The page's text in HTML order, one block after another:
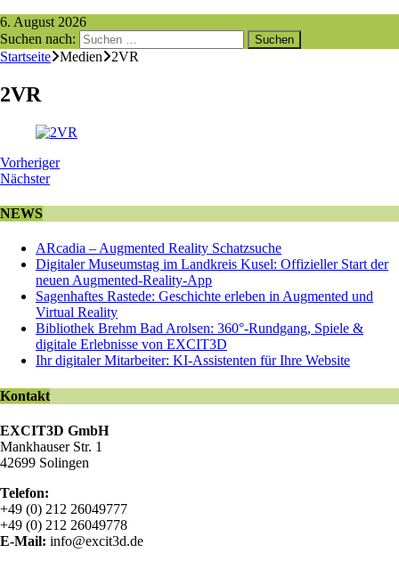
6. August 2026
Suchen nach:
Startseite Medien 2VR
2VR
Vorheriger
Nächster
NEWS
ARcadia – Augmented Reality Schatzsuche
Digitaler Museumstag im Landkreis Kusel: Offizieller Start der
neuen Augmented-Reality-App
Sagenhaftes Rastede: Geschichte erleben in Augmented und
Virtual Reality
Bibliothek Brehm Bad Arolsen: 360°-Rundgang, Spiele &
digitale Erlebnisse von EXCIT3D
Ihr digitaler Mitarbeiter: KI-Assistenten für Ihre Website
Kontakt
EXCIT3D GmbH
Mankhauser Str. 1
42699 Solingen
Telefon:
+49 (0) 212 26049777
+49 (0) 212 26049778
E-Mail: info@excit3d.de